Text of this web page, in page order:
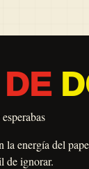
DE
energía del
de ignorar.